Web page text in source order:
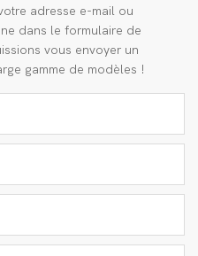
adresse e-mail ou
dans le formulaire de
vous envoyer un
gamme de modèles !